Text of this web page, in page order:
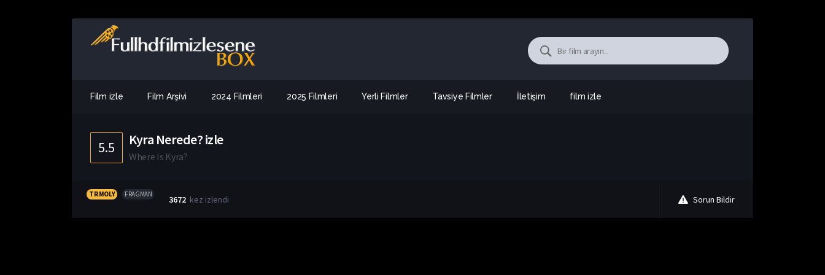
Film izle Film Arşivi 2024 Filmleri 2025 Filmleri Yerli Filmler Tavsiye Filmler İletişim film izle
5.5 Kyra Nerede? izle
Where Is Kyra?
TR MOLY FRAGMAN 3672 kez izlendi Sorun Bildir